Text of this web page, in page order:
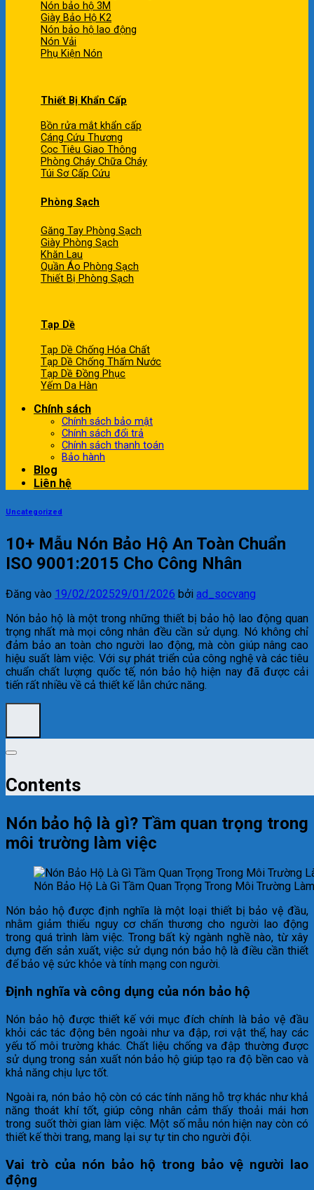
Nón bảo hộ 3M
Giày Bảo Hộ K2
Nón bảo hộ lao động
Nón Vải
Phụ Kiện Nón
Thiết Bị Khẩn Cấp
Bồn rửa mắt khẩn cấp
Cáng Cứu Thương
Cọc Tiêu Giao Thông
Phòng Cháy Chữa Cháy
Túi Sơ Cấp Cứu
Phòng Sạch
Găng Tay Phòng Sạch
Giày Phòng Sạch
Khăn Lau
Quần Áo Phòng Sạch
Thiết Bị Phòng Sạch
Tạp Dề
Tạp Dề Chống Hóa Chất
Tạp Dề Chống Thấm Nước
Tạp Dề Đồng Phục
Yếm Da Hàn
Chính sách
Chính sách bảo mật
Chính sách đổi trả
Chính sách thanh toán
Bảo hành
Blog
Liên hệ
Uncategorized
10+ Mẫu Nón Bảo Hộ An Toàn Chuẩn
ISO 9001:2015 Cho Công Nhân
Đăng vào 19/02/202529/01/2026 bởi ad_socvang
Nón bảo hộ là một trong những thiết bị bảo hộ lao động quan
trọng nhất mà mọi công nhân đều cần sử dụng. Nó không chỉ
đảm bảo an toàn cho người lao động, mà còn giúp nâng cao
hiệu suất làm việc. Với sự phát triển của công nghệ và các tiêu
chuẩn chất lượng quốc tế, nón bảo hộ hiện nay đã được cải
tiến rất nhiều về cả thiết kế lẫn chức năng.
Contents
Nón bảo hộ là gì? Tầm quan trọng trong
môi trường làm việc
Nón Bảo Hộ Là Gì Tầm Quan Trọng Trong Môi Trường
Nón bảo hộ được định nghĩa là một loại thiết bị bảo vệ đầu,
nhằm giảm thiểu nguy cơ chấn thương cho người lao động
trong quá trình làm việc. Trong bất kỳ ngành nghề nào, từ xây
dựng đến sản xuất, việc sử dụng nón bảo hộ là điều cần thiết
để bảo vệ sức khỏe và tính mạng con người.
Định nghĩa và công dụng của nón bảo hộ
Nón bảo hộ được thiết kế với mục đích chính là bảo vệ đầu
khỏi các tác động bên ngoài như va đập, rơi vật thể, hay các
yếu tố môi trường khác. Chất liệu chống va đập thường được
sử dụng trong sản xuất nón bảo hộ giúp tạo ra độ bền cao và
khả năng chịu lực tốt.
Ngoài ra, nón bảo hộ còn có các tính năng hỗ trợ khác như khả
năng thoát khí tốt, giúp công nhân cảm thấy thoải mái hơn
trong suốt thời gian làm việc. Một số mẫu nón hiện nay còn có
thiết kế thời trang, mang lại sự tự tin cho người đội.
Vai trò của nón bảo hộ trong bảo vệ người lao
động